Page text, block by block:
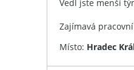
Vedl jste menší
Zajímavá
Místo: Hradec